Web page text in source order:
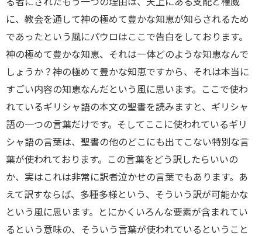
に、教会を通して神の極めて豊かな知恵が知らされるため
であったという風にパウロはここで告白をしております。
神の極めて豊かな知恵、それは一体どのような知恵なんで
しょうか？神の極めて豊かな知恵ですから、それは本当に
すごい内容の知恵なんだという風に思います。ここで使わ
れているギリシャ語の本文の聖書を読みますと、ギリシャ
語の一つの言葉だけです。そしてここに使われているギリ
シャ語の言葉は、聖書の他のどこにも出てこない特別な言
葉が使われております。この言葉をどう訳したらいいの
か、実はこれは非常に訳者泣かせの言葉でもあります。あ
えて訳すならば、多種多様という、そういう訳が可能かな
という風に思います。とにかくいろんな要素が含まれてい
るという意味の、そういう言葉が使われているということ